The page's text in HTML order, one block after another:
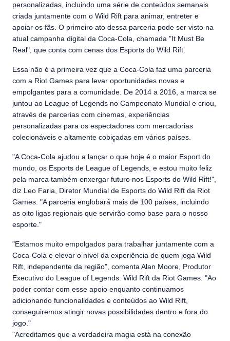
personalizadas, incluindo uma série de conteúdos semanais
criada juntamente com o Wild Rift para animar, entreter e
apoiar os fãs. O primeiro ato dessa parceria pode ser visto na
atual campanha digital da Coca-Cola, chamada "It Must Be
Real", que conta com cenas dos Esports do Wild Rift.
Essa não é a primeira vez que a Coca-Cola faz uma parceria
com a Riot Games para levar oportunidades novas e
empolgantes para a comunidade. De 2014 a 2016, a marca se
juntou ao League of Legends no Campeonato Mundial e criou,
através de parcerias com cinemas, experiências
personalizadas para os espectadores com mercadorias
colecionáveis e altamente cobiçadas em vários países.
"A Coca-Cola ajudou a lançar o que hoje é o maior Esport do
mundo, os Esports de League of Legends, e estou muito feliz
pela marca também enxergar futuro nos Esports do Wild Rift!",
diz Leo Faria, Diretor Mundial de Esports do Wild Rift da Riot
Games. "A parceria englobará mais de 100 países, incluindo
as oito ligas regionais que servirão como base para o nosso
esporte."
"Estamos muito empolgados para trabalhar juntamente com a
Coca-Cola e elevar o nível da experiência de quem joga Wild
Rift, independente da região", comenta Alan Moore, Produtor
Executivo do League of Legends: Wild Rift da Riot Games. "Ao
poder contar com esse apoio enquanto continuamos
adicionando funcionalidades e conteúdos ao Wild Rift,
conseguiremos atingir novas possibilidades dentro e fora do
jogo."
"Acreditamos que a verdadeira magia está na conexão